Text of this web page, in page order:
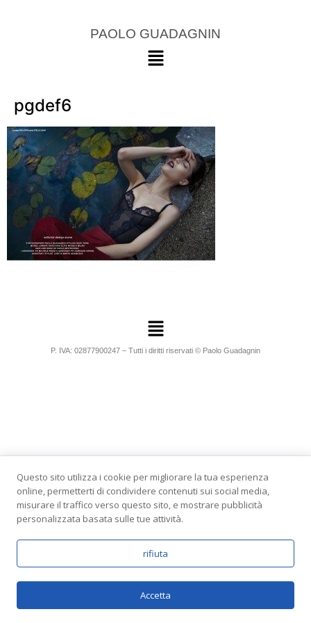
PAOLO GUADAGNIN
pgdef6
P. IVA: 02877900247 – Tutti i diritti riservati © Paolo Guadagnin
Questo sito utilizza i cookie per migliorare la tua esperienza
online, permetterti di condividere contenuti sui social media,
misurare il traffico verso questo sito, e mostrare pubblicità
personalizzata basata sulle tue attività.
rifiuta
Accetta